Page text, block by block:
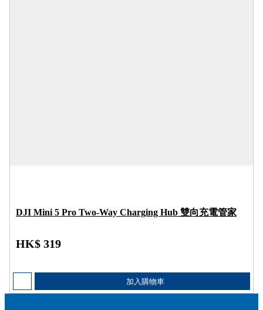
DJI Mini 5 Pro Two-Way Charging Hub 雙向充電管家
HK$ 319
加入購物車